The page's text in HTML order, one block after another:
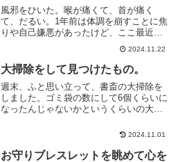
風邪をひいた。喉が痛くて、首が痛く
て、だるい。1年前は体調を崩すことに焦
りや自己嫌悪があったけど、ここ最近は
そこまででもない。シンプルに「あ、ま
た無理しすぎていたんだな」と気づく、
という感じ。無限のバイタリティや体力
がある人に憧れるけど、私...
2024.11.22
大掃除をして見つけたもの。
週末、ふと思い立って、書斎の大掃除を
しました。ゴミ袋の数にして6個くらいに
なったんじゃないかというくらいの大掃
キリです。あともう1日がっつり時間を取
して、ワクワク。大掃...
2024.11.01
お守りブレスレットを眺めて心を